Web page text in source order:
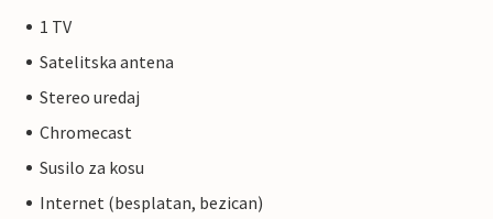
1 TV
Satelitska antena
Stereo uredaj
Chromecast
Susilo za kosu
Internet (besplatan, bezican)